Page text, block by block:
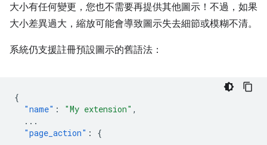
大小有任何變更，您也不需要再提供其他圖示！不過，如果
大小差異過大，縮放可能會導致圖示失去細節或模糊不清。
系統仍支援註冊預設圖示的舊語法：
{
"name" : "My extension" ,
...
"page_action" :
{